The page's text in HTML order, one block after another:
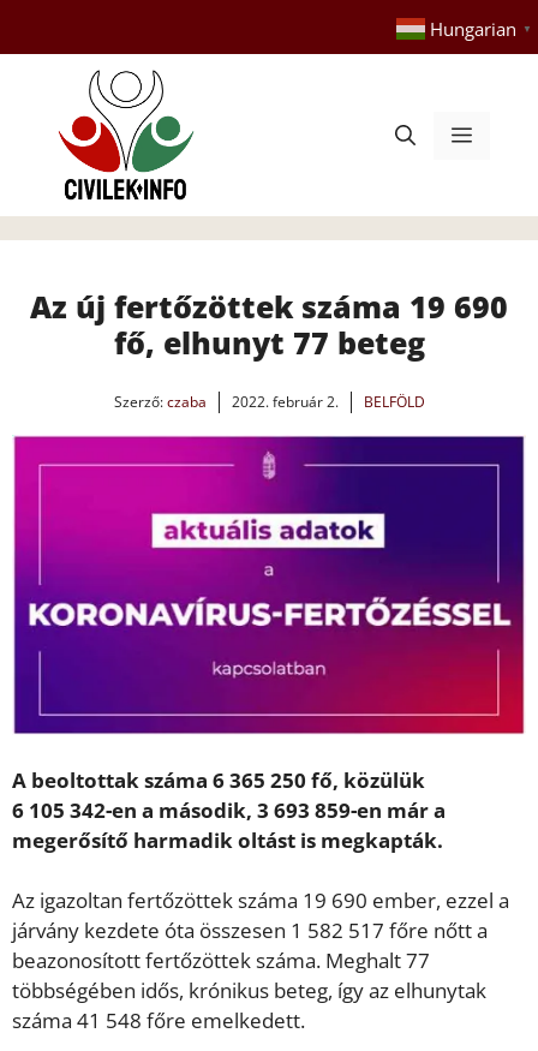
tartalomba
Hungarian ▼
Menü
Az új fertőzöttek száma 19 690
fő, elhunyt 77 beteg
Szerző:czaba 2022. február 2. BELFÖLD
A beoltottak száma 6 365 250 fő, közülük
6 105 342-en a második, 3 693 859-en már a
megerősítő harmadik oltást is megkapták.
Az igazoltan fertőzöttek száma 19 690 ember, ezzel a
járvány kezdete óta összesen 1 582 517 főre nőtt a
beazonosított fertőzöttek száma. Meghalt 77
többségében idős, krónikus beteg, így az elhunytak
száma 41 548 főre emelkedett.